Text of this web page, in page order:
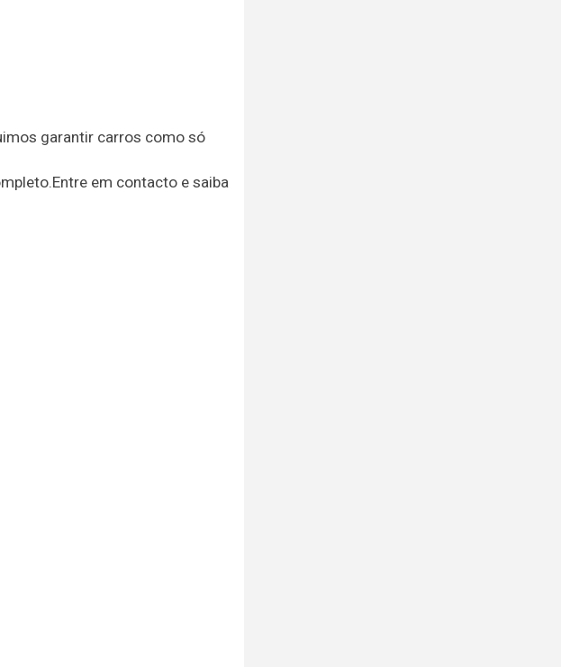
garantir carros como só
em contacto e saiba